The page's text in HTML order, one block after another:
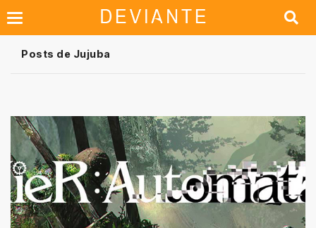
Posts de Jujuba